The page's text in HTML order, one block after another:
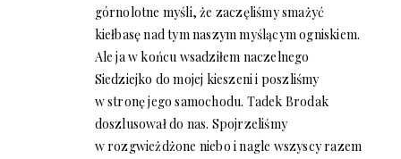
górnolotne myśli, że zaczęliśmy smażyć
kiełbasę nad tym naszym myślącym ogniskiem.
Ale ja w końcu wsadziłem naczelnego
Siedziejko do mojej kieszeni i poszliśmy
w stronę jego samochodu. Tadek Brodak
doszlusował do nas. Spojrzeliśmy
w rozgwieżdżone niebo i nagle wszyscy razem